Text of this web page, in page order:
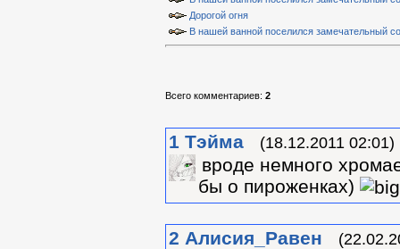
Дорогой огня
В нашей ванной поселился замечательный
Всего комментариев: 2
1 Тэйма (18.12.2011 02:01)
вроде немного
бы о пироженках)
2 Алиcия_Равен